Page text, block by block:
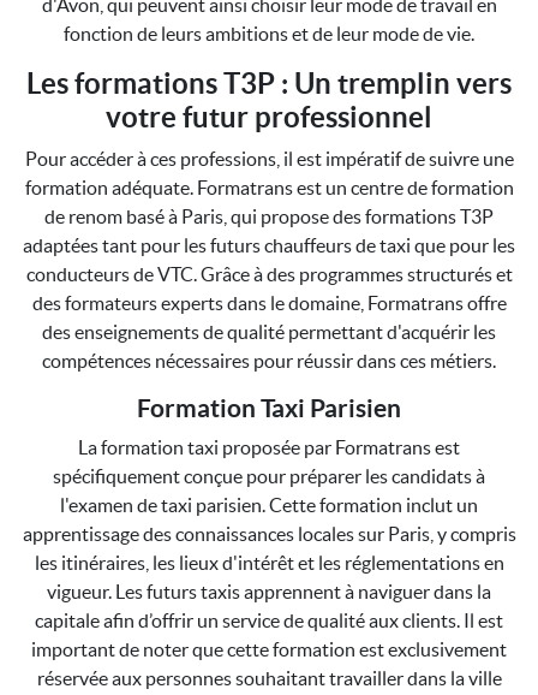
d'Avon, qui peuvent ainsi choisir leur mode de travail en
fonction de leurs ambitions et de leur mode de vie.
Les formations T3P : Un tremplin vers
votre futur professionnel
Pour accéder à ces professions, il est impératif de suivre une
formation adéquate. Formatrans est un centre de formation
de renom basé à Paris, qui propose des formations T3P
adaptées tant pour les futurs chauffeurs de taxi que pour les
conducteurs de VTC. Grâce à des programmes structurés et
des formateurs experts dans le domaine, Formatrans offre
des enseignements de qualité permettant d'acquérir les
compétences nécessaires pour réussir dans ces métiers.
Formation Taxi Parisien
La formation taxi proposée par Formatrans est
spécifiquement conçue pour préparer les candidats à
l'examen de taxi parisien. Cette formation inclut un
apprentissage des connaissances locales sur Paris, y compris
les itinéraires, les lieux d'intérêt et les réglementations en
vigueur. Les futurs taxis apprennent à naviguer dans la
capitale afin d’offrir un service de qualité aux clients. Il est
important de noter que cette formation est exclusivement
réservée aux personnes souhaitant travailler dans la ville